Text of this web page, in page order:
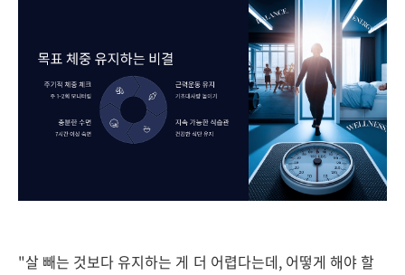
"살 빼는 것보다 유지하는 게 더 어렵다는데, 어떻게 해야 할